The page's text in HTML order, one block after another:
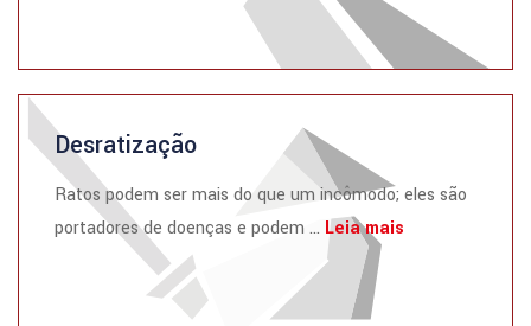
Desratização
Ratos podem ser mais do que um incômodo; eles são
portadores de doenças e podem ... Leia mais